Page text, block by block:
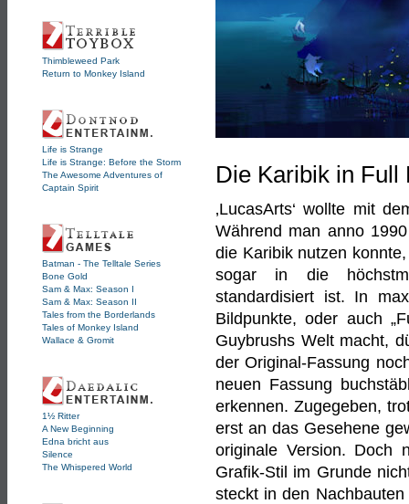
Thimbleweed Park
Return to Monkey Island
Life is Strange
Life is Strange: Before the Storm
The Awesome Adventures of
Captain Spirit
Batman - The Telltale Series
Bone Gold
Sam & Max: Season I
Sam & Max: Season II
Tales from the Borderlands
Tales of Monkey Island
Wallace & Gromit
1½ Ritter
A New Beginning
Edna bricht aus
Silence
The Whispered World
Die Karibik in Full
‚LucasArts‘ wollte mit
Während man anno
die Karibik nutzen
sogar in die
standardisiert ist. In
Bildpunkte, oder auch
Guybrushs Welt macht,
der Original-Fassung
neuen Fassung
erkennen. Zugegeben,
erst an das Gesehene
originale Version. Doch
Grafik-Stil im Grunde
steckt in den